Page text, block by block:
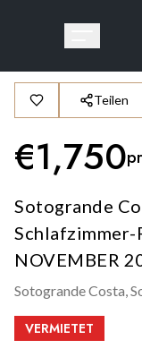
Teilen
€1,750
Sotogrande
Schlafzimmer-
NOVEMBER
Sotogrande Costa,
VERMIETET